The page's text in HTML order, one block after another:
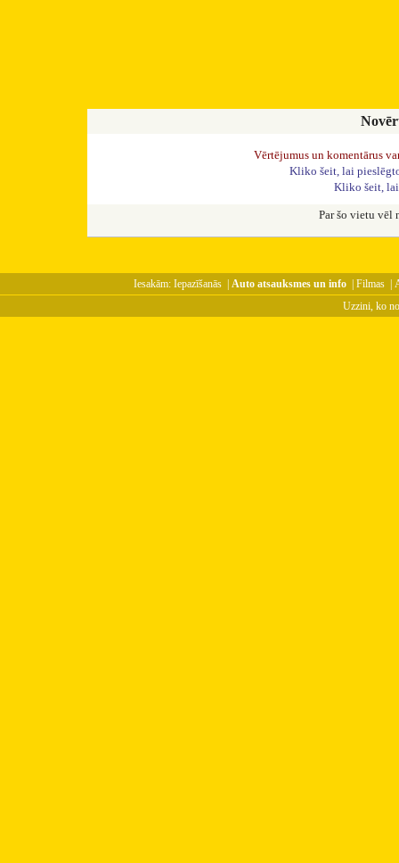
Vērtējumus un komentārus
Kliko šeit, lai
Kliko šeit,
Par šo vietu vēl
Iesakām: Iepazīšanās| Auto atsauksmes un info| Filmas|
Uzzini, ko